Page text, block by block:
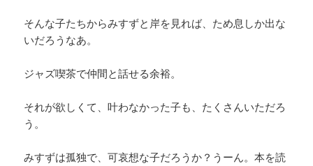
そんな子たちからみすずと岸を見れば、ため息しか出な
いだろうなあ。
ジャズ喫茶で仲間と話せる余裕。
それが欲しくて、叶わなかった子も、たくさんいただろ
う。
みすずは孤独で、可哀想な子だろうか？うーん。本を読